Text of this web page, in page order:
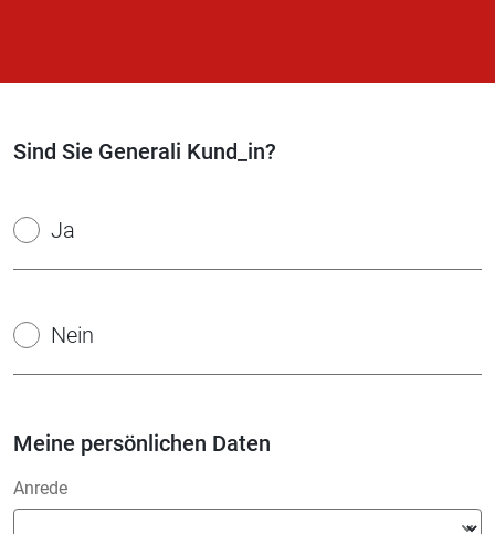
Sind Sie Generali Kund_in?
Ja
Nein
Meine persönlichen Daten
Anrede